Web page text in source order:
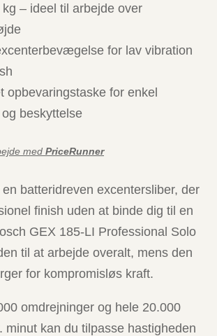
– ideel til arbejde over
for lav vibration
opbevaringstaske for enkel
beskyttelse
med PriceRunner
batteridreven excentersliber, der
finish uden at binde dig til en
GEX 185-LI Professional Solo
til at arbejde overalt, mens den
for kompromisløs kraft.
omdrejninger og hele 20.000
minut kan du tilpasse hastigheden